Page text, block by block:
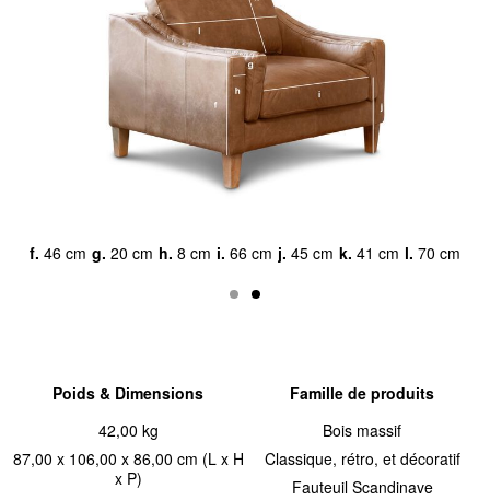
f. 46 cm g. 20 cm h. 8 cm i. 66 cm j. 45 cm k. 41 cm l. 70 cm
Poids & Dimensions
42,00 kg
87,00 x 106,00 x 86,00 cm (L x H
x P)
Famille de produits
Bois massif
Classique, rétro, et décoratif
Fauteuil Scandinave